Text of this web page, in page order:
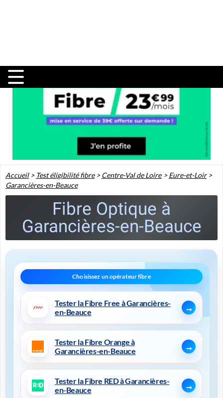
Accueil> Test éligibilité fibre>Centre-Val de Loire >Eure-et-Loir>
Garancières-en-Beauce
Fibre Optique à
Garancières-en-Beauce
Tester la Fibre Free à Garancières-
en-Beauce
Tester la Fibre Orange à
Garancières-en-Beauce
Tester la Fibre RED à Garancières-
en-Beauce